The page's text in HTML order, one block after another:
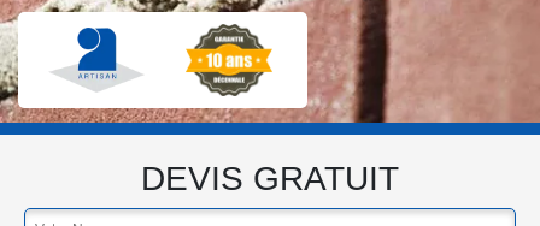
DEVIS GRATUIT